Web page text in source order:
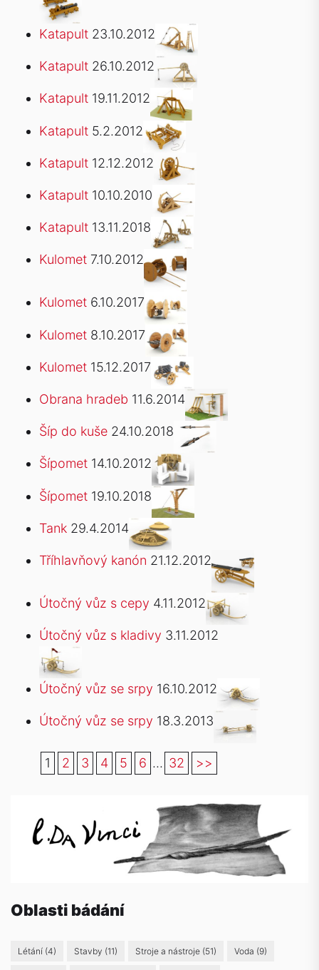
Katapult 23.10.2012
Katapult 26.10.2012
Katapult 19.11.2012
Katapult 5.2.2012
Katapult 12.12.2012
Katapult 10.10.2010
Katapult 13.11.2018
Kulomet 7.10.2012
Kulomet 6.10.2017
Kulomet 8.10.2017
Kulomet 15.12.2017
Obrana hradeb 11.6.2014
Šíp do kuše 24.10.2018
Šípomet 14.10.2012
Šípomet 19.10.2018
Tank 29.4.2014
Tříhlavňový kanón 21.12.2012
Útočný vůz s cepy 4.11.2012
Útočný vůz s kladivy 3.11.2012
Útočný vůz se srpy 16.10.2012
Útočný vůz se srpy 18.3.2013
1 2 3 4 5 6 ... 32 >>
Oblasti bádání
Létání (4) Stavby (11) Stroje a nástroje (51) Voda (9)